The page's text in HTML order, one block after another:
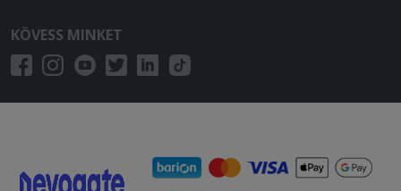
KÖVESS MINKET